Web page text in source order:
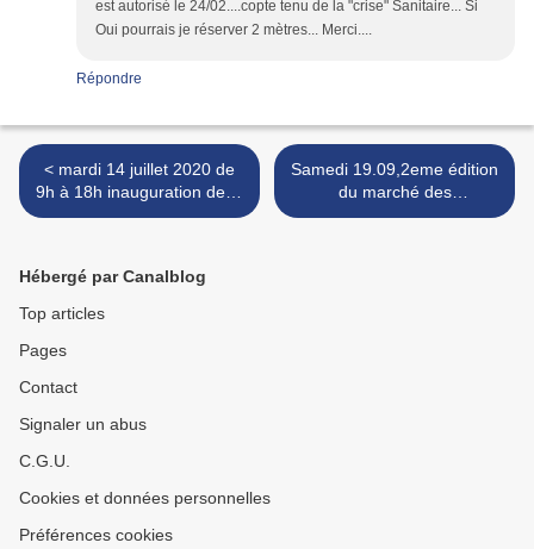
est autorisé le 24/02....copte tenu de la "crise" Sanitaire... Si
Oui pourrais je réserver 2 mètres... Merci....
Répondre
< mardi 14 juillet 2020 de
9h à 18h inauguration de la
ressourcerie recyclerie
biffins
Samedi 19.09,2eme édition
du marché des
récupérateurs recycleurs
Hébergé par Canalblog
Top articles
Pages
Contact
Signaler un abus
C.G.U.
Cookies et données personnelles
Préférences cookies